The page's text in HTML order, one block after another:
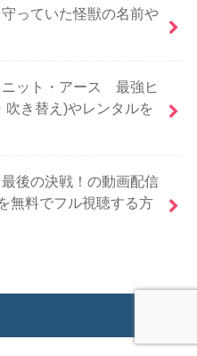
っていた怪獣の名前や
ニット・アース 最強ヒ
き替え)やレンタルを
後の決戦！の動画配信
無料でフル視聴する方